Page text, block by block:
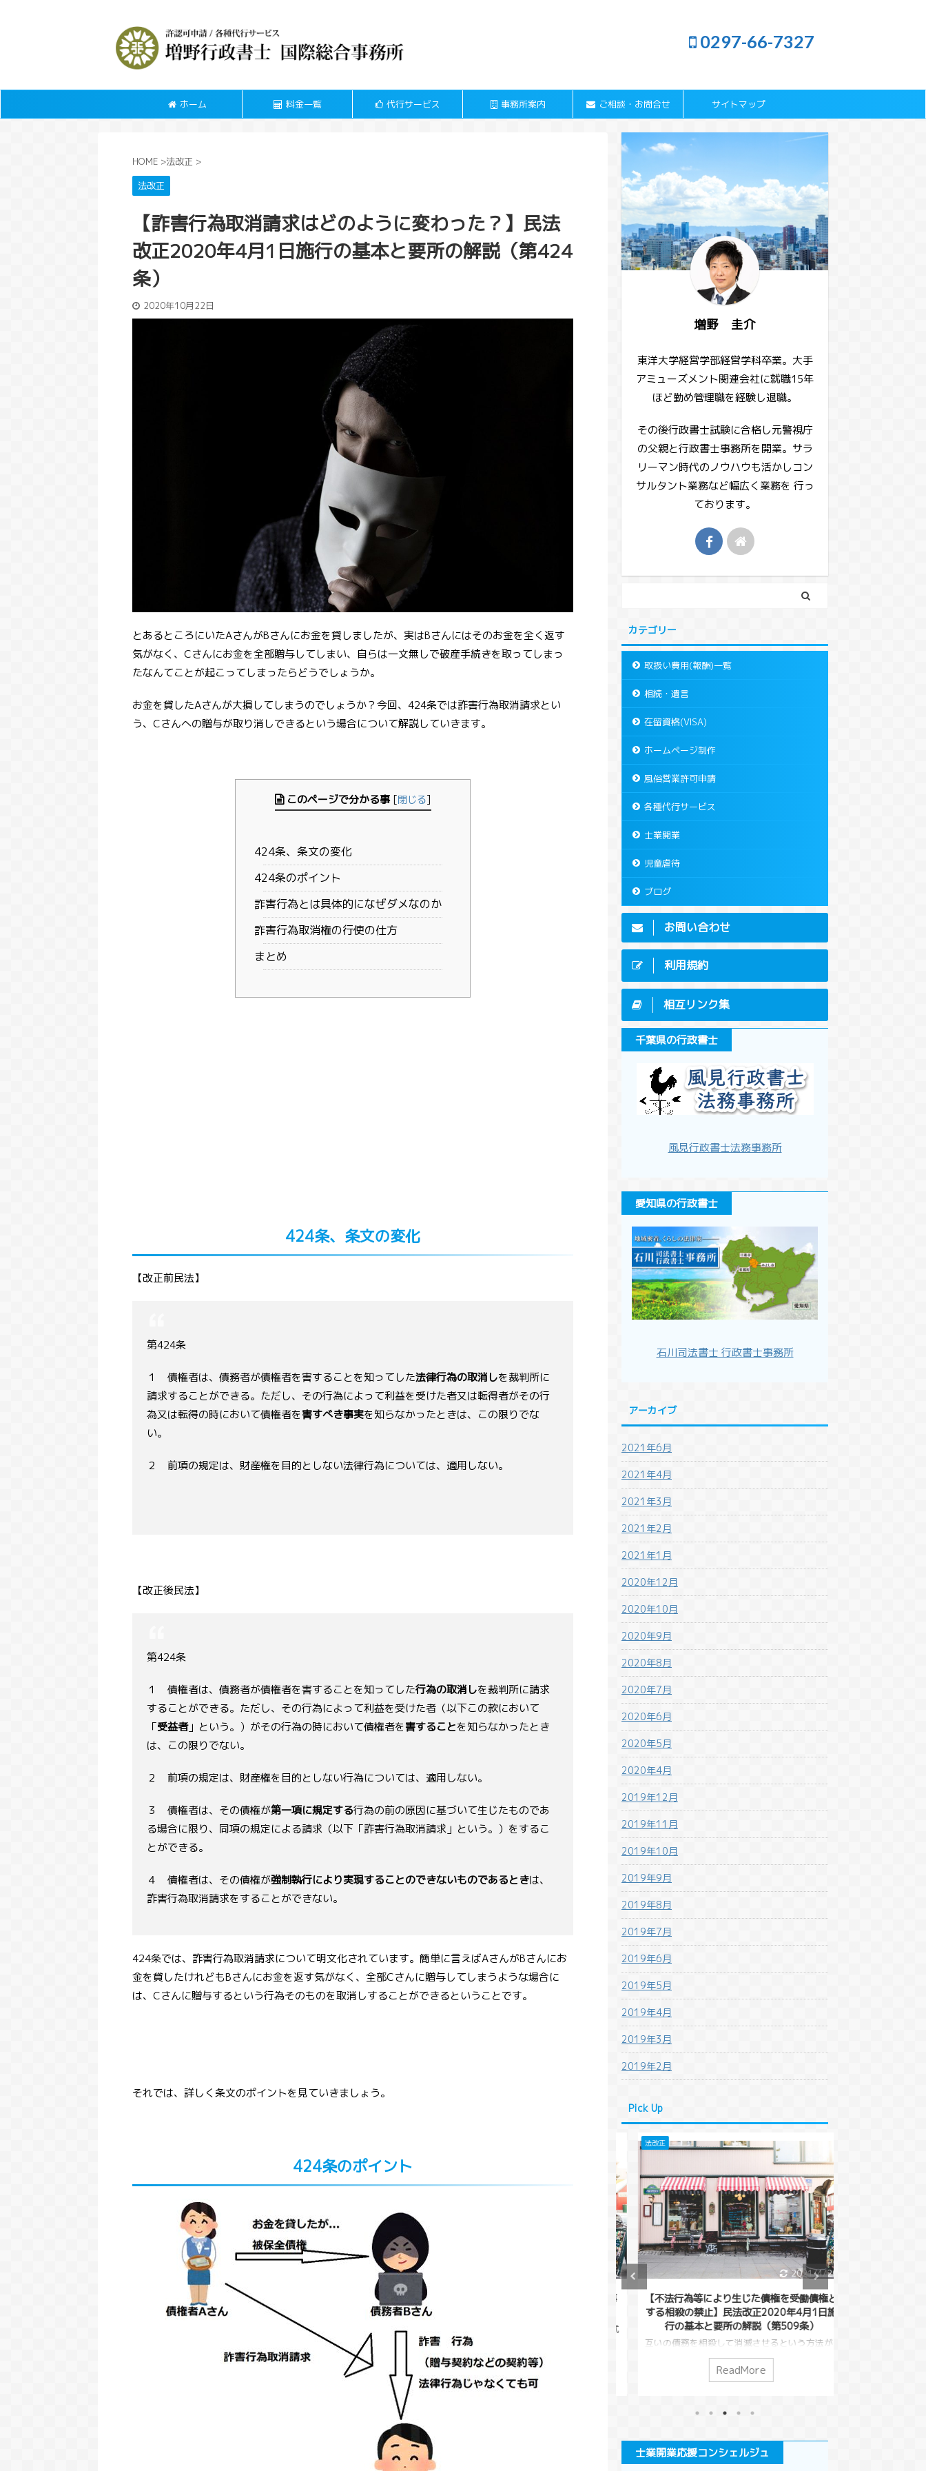
0297-66-7327
ホーム 料金一覧 代行サービス 事務所案内 ご相談・お問合せ サイトマップ
HOME >法改正 >
法改正
【詐害行為取消請求はどのように変わった？】民法
改正2020年4月1日施行の基本と要所の解説（第424
条）
2020年10月22日
とあるところにいたAさんがBさんにお金を貸しましたが、実はBさんにはそのお金を全く返す
気がなく、Cさんにお金を全部贈与してしまい、自らは一文無しで破産手続きを取ってしまっ
たなんてことが起こってしまったらどうでしょうか。
お金を貸したAさんが大損してしまうのでしょうか？今回、424条では詐害行為取消請求とい
う、Cさんへの贈与が取り消しできるという場合について解説していきます。
このページで分かる事 [閉じる]
424条、条文の変化
424条のポイント
詐害行為とは具体的になぜダメなのか
詐害行為取消権の行使の仕方
まとめ
424条、条文の変化
【改正前民法】
第424条
１ 債権者は、債務者が債権者を害することを知ってした法律行為の取消しを裁判所に
請求することができる。ただし、その行為によって利益を受けた者又は転得者がその行
為又は転得の時において債権者を害すべき事実を知らなかったときは、この限りでな
い。
２ 前項の規定は、財産権を目的としない法律行為については、適用しない。
【改正後民法】
第424条
１ 債権者は、債務者が債権者を害することを知ってした行為の取消しを裁判所に請求
することができる。ただし、その行為によって利益を受けた者（以下この款において
「受益者」という。）がその行為の時において債権者を害することを知らなかったとき
は、この限りでない。
２ 前項の規定は、財産権を目的としない行為については、適用しない。
３ 債権者は、その債権が第一項に規定する行為の前の原因に基づいて生じたものであ
る場合に限り、同項の規定による請求（以下「詐害行為取消請求」という。）をするこ
とができる。
４ 債権者は、その債権が強制執行により実現することのできないものであるときは、
詐害行為取消請求をすることができない。
424条では、詐害行為取消請求について明文化されています。簡単に言えばAさんがBさんにお
金を貸したけれどもBさんにお金を返す気がなく、全部Cさんに贈与してしまうような場合に
は、Cさんに贈与するという行為そのものを取消しすることができるということです。
それでは、詳しく条文のポイントを見ていきましょう。
424条のポイント
増野 圭介
東洋大学経営学部経営学科卒業。大手
アミューズメント関連会社に就職15年
ほど勤め管理職を経験し退職。
その後行政書士試験に合格し元警視庁
の父親と行政書士事務所を開業。サラ
リーマン時代のノウハウも活かしコン
サルタント業務など幅広く業務を 行っ
ております。
カテゴリー
取扱い費用(報酬)一覧
相続・遺言
在留資格(VISA)
ホームページ制作
風俗営業許可申請
各種代行サービス
士業開業
児童虐待
ブログ
お問い合わせ
利用規約
相互リンク集
千葉県の行政書士
風見行政書士法務事務所
愛知県の行政書士
石川司法書士 行政書士事務所
アーカイブ
2021年6月
2021年4月
2021年3月
2021年2月
2021年1月
2020年12月
2020年10月
2020年9月
2020年8月
2020年7月
2020年6月
2020年5月
2020年4月
2019年12月
2019年11月
2019年10月
2019年9月
2019年8月
2019年7月
2019年6月
2019年5月
2019年4月
2019年3月
2019年2月
Pick Up
2021/6/10
コロナは就職氷河期を引き起こす？コロナ禍
と就職の関係をリーマンショックとバブル崩
壊との比較から解説
2020年から猛威を振るっている新型コロナウイ
ルスですが、その影響で、私たちの生活は大き
く様変わりしました。時差出勤、リモート会
議、マスク着用etc...。そして、同時に心配され
す。リーマンショックの時もそうですが、不景
気になると企業が採用を絞り、就職難になりま
す。コロナ禍は就職にどのような影響を及ぼす
【最新】令和2年（2020年）の児童虐待事
が変わった1年となりました。学校が休校にな
り子どもが家にいることも多くなったため、家
庭がより大切に感じられたのではないかと思い
ます。 そんな家庭にいる時間が多くなると気に
か？2020年の児童虐待についてまとめていきた
いと思います。 児童虐待って何？という人は
先にこちらの記事をお読みいただけると幸いで
す。 児童虐待の歴史と背景・児童虐待防止法に
ReadMore
法改正
2021/4/20
【不法行為等により生じた債権を受働債権と
する相殺の禁止】民法改正2020年4月1日施
行の基本と要所の解説（第509条）
互いの債務を相殺して消滅させるという方法が
ありました。（民法５０５条）この債務という
のは損害賠償請求でも良いので、借金をしてい
る人が損害賠償請求を行い、債務を相殺すると
殺を本来の目的から逸脱して使う悪意の行為を
ついて解説します。 このページで分かる事条
文の変化受働債権と自働債権相殺の禁止の条件
ReadMore
士業開業応援コンシェルジュ